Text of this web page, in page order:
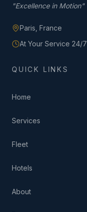
"Excellence in Motion"
Paris, France
At Your Service 24/7
QUICK LINKS
Home
Services
Fleet
Hotels
About